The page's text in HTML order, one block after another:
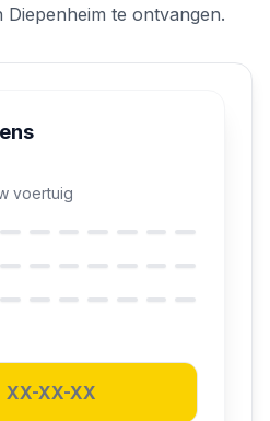
te ontvangen.
voertuig